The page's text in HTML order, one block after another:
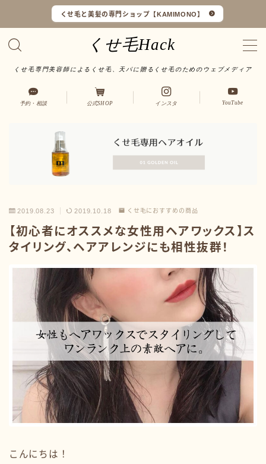
くせ毛と美髪の専門ショップ【KAMIMONO】
くせ毛Hack
くせ毛専門美容師によるくせ毛、天パに贈るくせ毛のためのウェブメディア
口コミ一覧
オンラインショップ
サイトマップ
サロンワーク実例
予約・相談 公式SHOP インスタ YouTube
2019.08.23 2019.10.18 くせ毛におすすめの商品
【初心者にオススメな女性用ヘアワックス】ス
タイリング、ヘアアレンジにも相性抜群！
こんにちは！